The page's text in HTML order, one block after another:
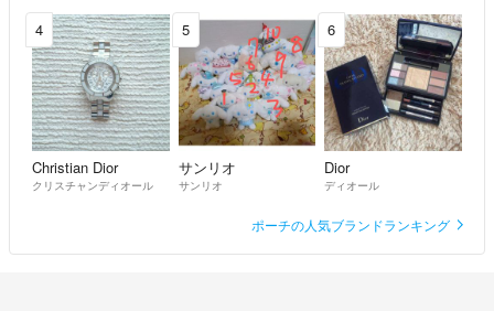
4
Christian Dior
クリスチャンディオール
5
サンリオ
サンリオ
6
Dior
ディオール
ポーチの人気ブランドランキング